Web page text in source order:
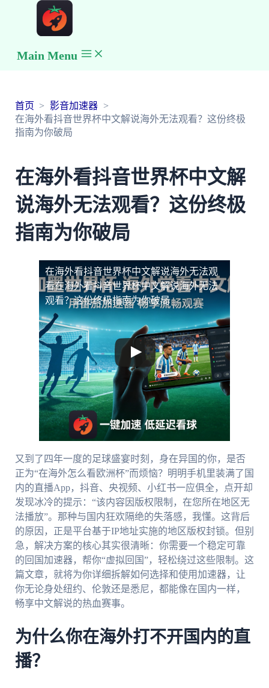
Main Menu
首页
影音加速器
在海外看抖音世界杯中文解说海外无法观看？这份终极
指南为你破局
在海外看抖音世界杯中文解
说海外无法观看？这份终极
指南为你破局
在海外看抖音世界杯中文解说海外无法观
看在海外看抖音世界杯中文解说海外无法
观看？这份终极指南为你破局
又到了四年一度的足球盛宴时刻，身在异国的你，是否
正为“在海外怎么看欧洲杯”而烦恼？明明手机里装满了国
内的直播App，抖音、央视频、小红书一应俱全，点开却
发现冰冷的提示：“该内容因版权限制，在您所在地区无
法播放”。那种与国内狂欢隔绝的失落感，我懂。这背后
的原因，正是平台基于IP地址实施的地区版权封锁。但别
急，解决方案的核心其实很清晰：你需要一个稳定可靠
的回国加速器，帮你“虚拟回国”，轻松绕过这些限制。这
篇文章，就将为你详细拆解如何选择和使用加速器，让
你无论身处纽约、伦敦还是悉尼，都能像在国内一样，
畅享中文解说的热血赛事。
为什么你在海外打不开国内的直
播？